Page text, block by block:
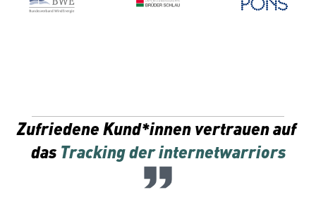
Zufriedene Kund*innen vertrauen auf
das Tracking der internetwarriors